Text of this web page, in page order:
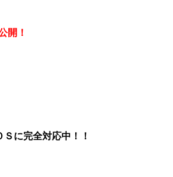
開！
に完全対応中！！